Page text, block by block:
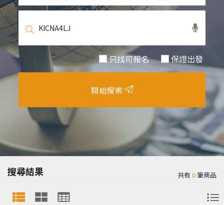
只找可報名 保證出發
開始搜索
搜尋結果 共有0筆商品